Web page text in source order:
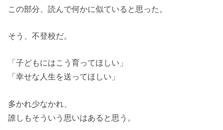
この部分、読んで何かに似ていると思った。
そう、不登校だ。
「子どもにはこう育ってほしい」
「幸せな人生を送ってほしい」
多かれ少なかれ、
誰しもそういう思いはあると思う。